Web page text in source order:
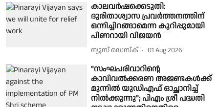
കാലവർഷക്കെടുതി:
ദുരിതാശ്വാസ പ്രവർത്തനത്തിന്
ഒന്നിച്ചിറങ്ങാമെന്ന കുറിപ്പുമായി
പിണറായി വിജയൻ
ന്യൂസ് ഡെസ്ക് 01 Aug 2026
"സംഘപരിവാറിൻ്റെ
കാവിവൽക്കരണ അജണ്ടകൾക്ക്
മുന്നിൽ യുഡിഎഫ് ഓച്ഛാനിച്ച്
നിൽക്കുന്നു"; പിഎം ശ്രീ പദ്ധതി